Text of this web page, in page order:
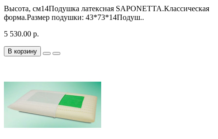
Высота, см14Подушка латексная SAPONETTA.Классическая
форма.Размер подушки: 43*73*14Подуш..
5 530.00 р.
В корзину